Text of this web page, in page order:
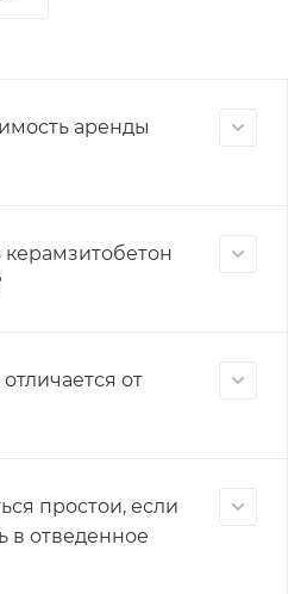
аренды
от
простои, если
в отведенное